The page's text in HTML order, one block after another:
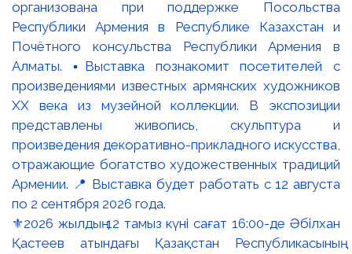
⚜️2026 жылдың 12 тамыз күні сағат 16:00-де Әбілхан
Қастеев атындағы Қазақстан Республикасының